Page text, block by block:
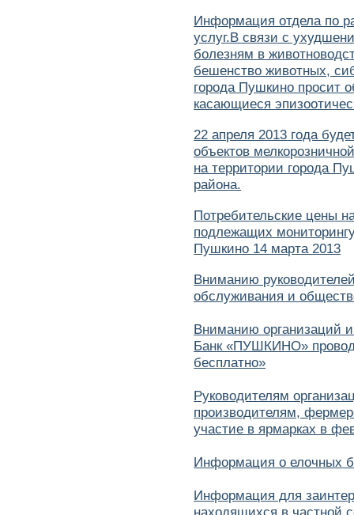
Информация отдела по
услуг.В связи с
болезням в
бешенство животных,
города Пушкино просит
касающиеся
22 апреля 2013 года
объектов
на территории города
района.
Потребительские цены
подлежащих
Пушкино 14 марта 2013
Вниманию
обслуживания и
Вниманию организаций
Банк «ПУШКИНО»
бесплатно»
Руководителям
производителям,
участие в ярмарках в
Информация о елочных
Информация для
находящихся в частной